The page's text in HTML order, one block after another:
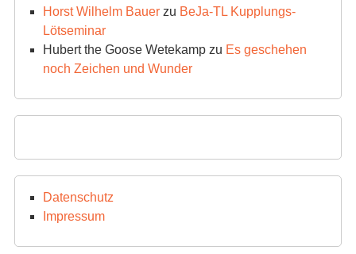
Horst Wilhelm Bauerzu BeJa-TL Kupplungs-
Lötseminar
Hubert the Goose Wetekampzu Es geschehen
noch Zeichen und Wunder
Datenschutz
Impressum